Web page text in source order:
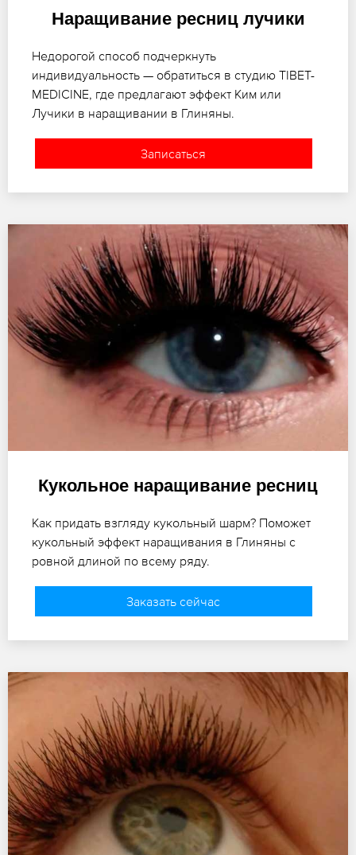
Наращивание ресниц лучики
Недорогой способ подчеркнуть
индивидуальность — обратиться в студию TIBET-
MEDICINE, где предлагают эффект Ким или
Лучики в наращивании в Глиняны.
Записаться
Кукольное наращивание ресниц
Как придать взгляду кукольный шарм? Поможет
кукольный эффект наращивания в Глиняны с
ровной длиной по всему ряду.
Заказать сейчас